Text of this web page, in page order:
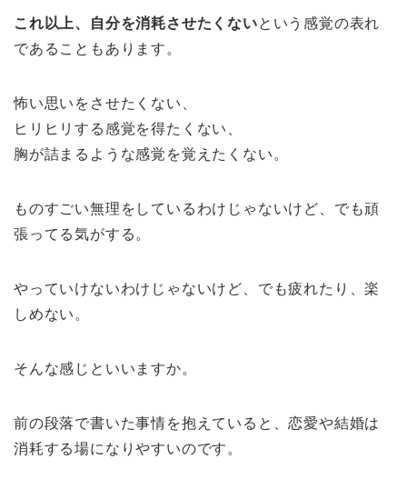
これ以上、自分を消耗させたくないという感覚の表れ
であることもあります。
怖い思いをさせたくない、
ヒリヒリする感覚を得たくない、
胸が詰まるような感覚を覚えたくない。
ものすごい無理をしているわけじゃないけど、でも頑
張ってる気がする。
やっていけないわけじゃないけど、でも疲れたり、楽
しめない。
そんな感じといいますか。
前の段落で書いた事情を抱えていると、恋愛や結婚は
消耗する場になりやすいのです。